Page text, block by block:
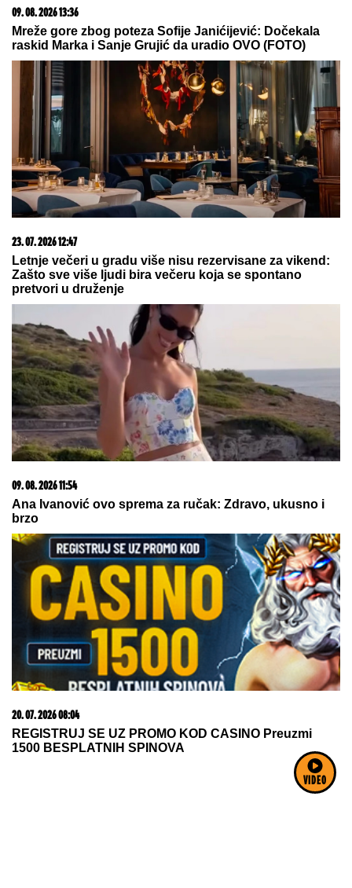
VIDEO
Komfor po meri klijenata: nova linija paketa ALTA
09. 08. 2026 06:24
Mame, danas ne čistimo kuću. Poštujemo Svetog
Нетанјаху одбацио Трампов план од 15 тачака: Не
повлачимо се из Газе док Хамас не буде разоружан
09. 08. 2026 13:36
Mreže gore zbog poteza Sofije Janićijević: Dočekala
raskid Marka i Sanje Grujić da uradio OVO (FOTO)
Letnje večeri u gradu više nisu rezervisane za vikend: